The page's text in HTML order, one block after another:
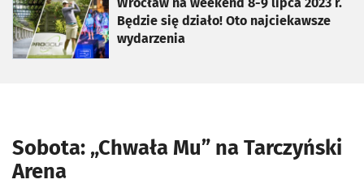
Będzie się działo! Oto najciekawsze
wydarzenia
Sobota: „Chwała Mu” na Tarczyński
Arena